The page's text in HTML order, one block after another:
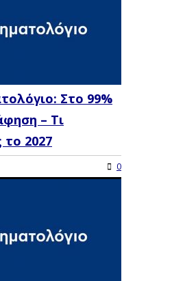
Στο 99%
– Τι
το 2027
0